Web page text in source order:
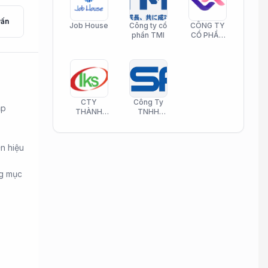
hiệu
mục
Job House
Công ty cổ
phần TMI
CÔNG TY
CỔ PHẦN
CTY
THÀNH
PHAMATECH
Công Ty
TNHH
Phần Mềm